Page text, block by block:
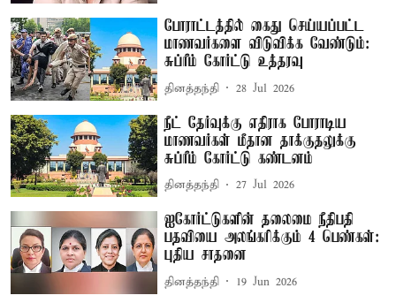
போராட்டத்தில் கைது செய்யப்பட்ட
மாணவர்களை விடுவிக்க வேண்டும்:
சுப்ரீம் கோர்ட்டு உத்தரவு
தினத்தந்தி 28 Jul 2026
நீட் தேர்வுக்கு எதிராக போராடிய
மாணவர்கள் மீதான தாக்குதலுக்கு
சுப்ரீம் கோர்ட்டு கண்டனம்
தினத்தந்தி 27 Jul 2026
ஐகோர்ட்டுகளின் தலைமை நீதிபதி
பதவியை அலங்கரிக்கும் 4 பெண்கள்:
புதிய சாதனை
தினத்தந்தி 19 Jun 2026